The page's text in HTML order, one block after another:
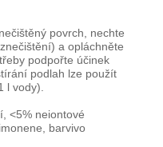
povrch, nechte
a opláchněte
podpořte účinek
podlah lze použít
l vody).
<5% neiontové
barvivo